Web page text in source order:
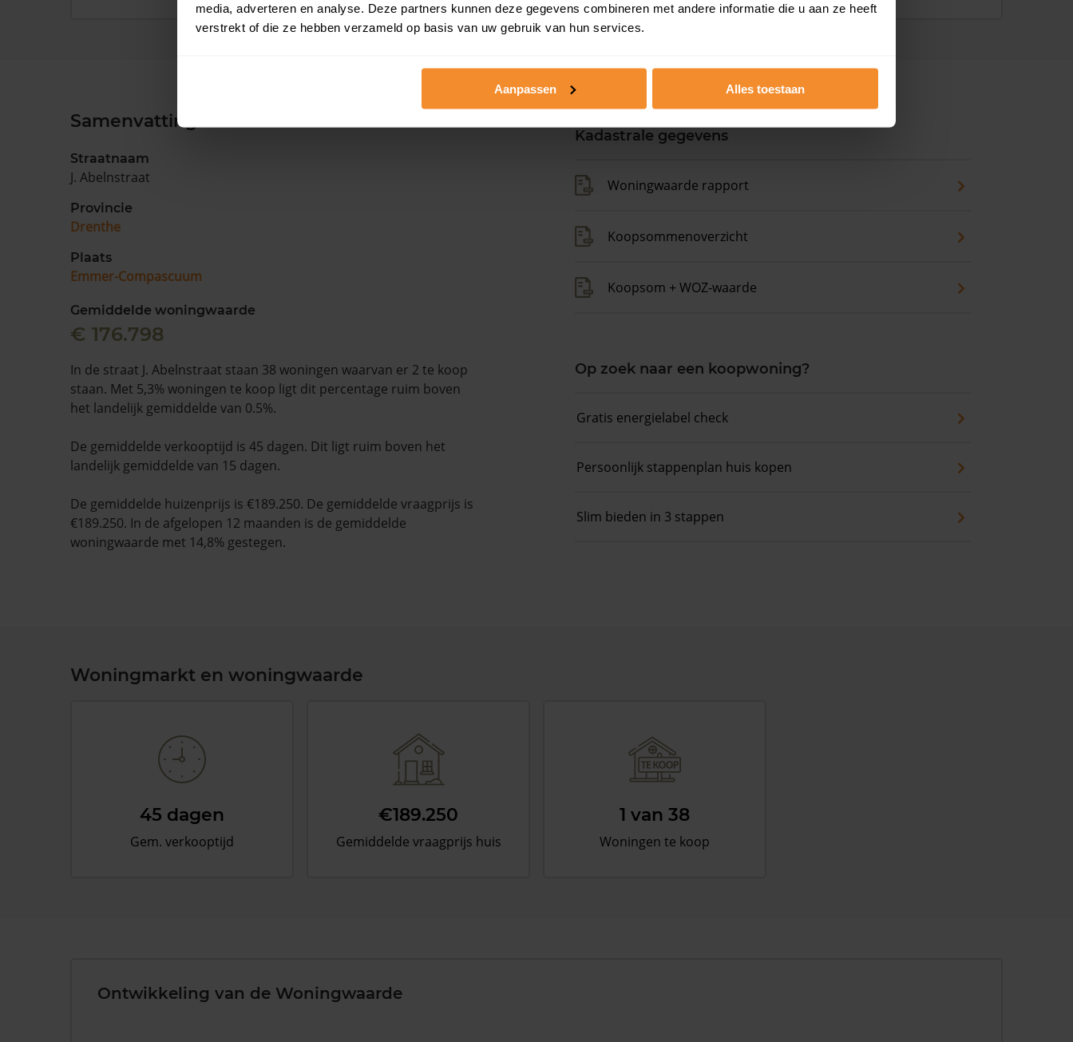
media, adverteren en analyse. Deze partners kunnen deze gegevens combineren met andere informatie die u aan ze heeft
verstrekt of die ze hebben verzameld op basis van uw gebruik van hun services.
Aanpassen Alles toestaan
Samenvatting
Straatnaam
J. Abelnstraat
Provincie
Drenthe
Plaats
Emmer-Compascuum
Gemiddelde woningwaarde
€ 176.798
In de straat J. Abelnstraat staan 38 woningen waarvan er 2 te koop
staan. Met 5,3% woningen te koop ligt dit percentage ruim boven
het landelijk gemiddelde van 0.5%.
De gemiddelde verkooptijd is 45 dagen. Dit ligt ruim boven het
landelijk gemiddelde van 15 dagen.
De gemiddelde huizenprijs is €189.250. De gemiddelde vraagprijs is
€189.250. In de afgelopen 12 maanden is de gemiddelde
woningwaarde met 14,8% gestegen.
Kadastrale gegevens
Woningwaarde rapport
Koopsommenoverzicht
Koopsom + WOZ-waarde
Op zoek naar een koopwoning?
Gratis energielabel check
Persoonlijk stappenplan huis kopen
Slim bieden in 3 stappen
Woningmarkt en woningwaarde
45 dagen
Gem. verkooptijd
€189.250
Gemiddelde vraagprijs huis
1 van 38
Woningen te koop
Ontwikkeling van de Woningwaarde